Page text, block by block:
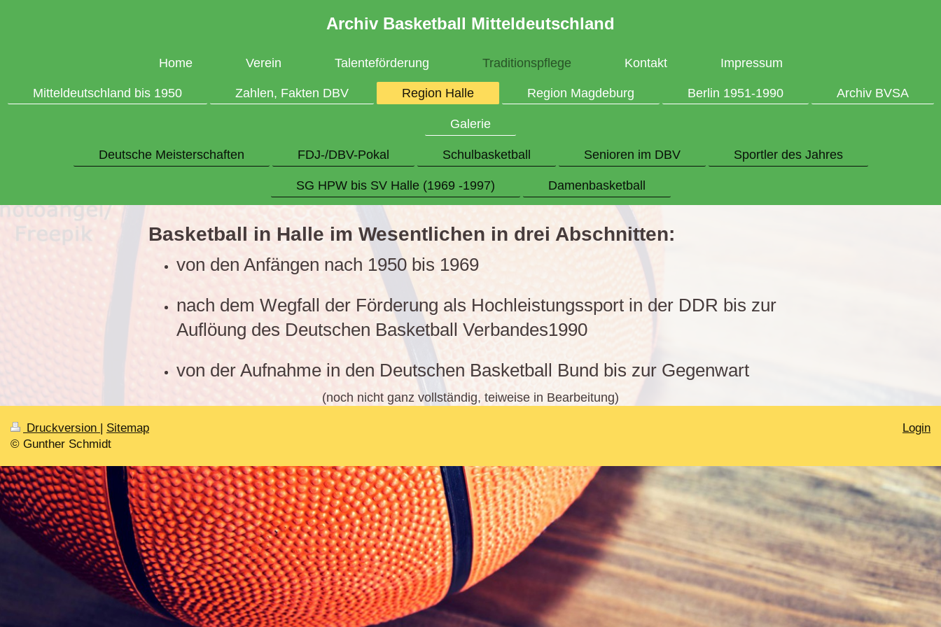
Archiv Basketball Mitteldeutschland
Home Verein Talenteförderung Traditionspflege Kontakt Impressum
Mitteldeutschland bis 1950 Zahlen, Fakten DBV Region Halle Region Magdeburg Berlin 1951-1990 Archiv BVSA
Galerie
Deutsche Meisterschaften FDJ-/DBV-Pokal Schulbasketball Senioren im DBV Sportler des Jahres
SG HPW bis SV Halle (1969 -1997) Damenbasketball
Basketball in Halle im Wesentlichen in drei Abschnitten:
von den Anfängen nach 1950 bis 1969
nach dem Wegfall der Förderung als Hochleistungssport in der DDR bis zur
Auflöung des Deutschen Basketball Verbandes1990
von der Aufnahme in den Deutschen Basketball Bund bis zur Gegenwart
(noch nicht ganz vollständig, teiweise in Bearbeitung)
Druckversion | Sitemap
© Gunther Schmidt
Login